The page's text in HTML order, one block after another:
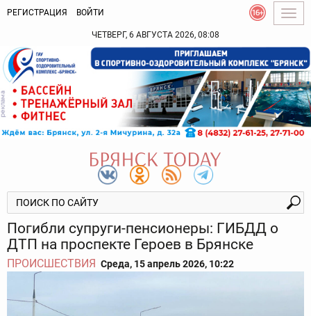
РЕГИСТРАЦИЯ ВОЙТИ
ЧЕТВЕРГ, 6 АВГУСТА 2026, 08:08
Погибли супруги-пенсионеры: ГИБДД о
ДТП на проспекте Героев в Брянске
ПРОИСШЕСТВИЯ Среда, 15 апрель 2026, 10:22